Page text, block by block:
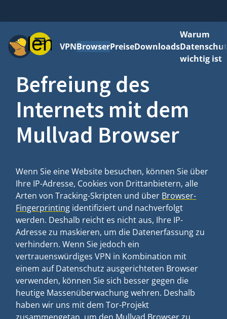
MenüVPNBrowserPreiseDownloads
Warum
wichtig ist
Befreiung des
Internets mit dem
Mullvad Browser
Wenn Sie eine Website besuchen, können Sie über
Ihre IP-Adresse, Cookies von Drittanbietern, alle
Arten von Tracking-Skripten und über Browser-
Fingerprinting identifiziert und nachverfolgt
werden. Deshalb reicht es nicht aus, Ihre IP-
Adresse zu maskieren, um die Datenerfassung zu
verhindern. Wenn Sie jedoch ein
vertrauenswürdiges VPN in Kombination mit
einem auf Datenschutz ausgerichteten Browser
verwenden, können Sie sich besser gegen die
heutige Massenüberwachung wehren. Deshalb
haben wir uns mit dem Tor-Projekt